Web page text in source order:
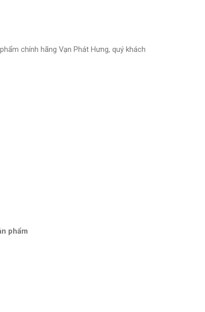
chính hãng Vạn Phát Hưng, quý khách
phẩm